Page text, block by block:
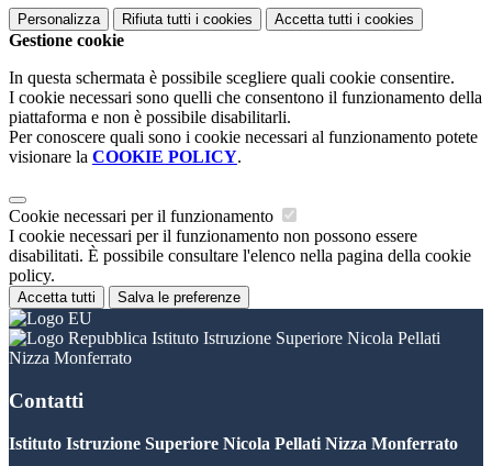
Personalizza Rifiuta tutti i cookies Accetta tutti i cookies
Gestione cookie
In questa schermata è possibile scegliere quali cookie consentire.
I cookie necessari sono quelli che consentono il funzionamento della
piattaforma e non è possibile disabilitarli.
Per conoscere quali sono i cookie necessari al funzionamento potete
visionare la COOKIE POLICY.
Cookie necessari per il funzionamento
I cookie necessari per il funzionamento non possono essere
disabilitati. È possibile consultare l'elenco nella pagina della cookie
policy.
Accetta tutti Salva le preferenze
Istituto Istruzione Superiore Nicola Pellati
Nizza Monferrato
Contatti
Istituto Istruzione Superiore Nicola Pellati Nizza Monferrato